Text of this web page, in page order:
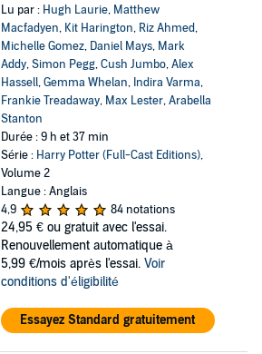
Lu par : Hugh Laurie, Matthew
Macfadyen, Kit Harington, Riz Ahmed,
Michelle Gomez, Daniel Mays, Mark
Addy,Simon Pegg,Cush Jumbo,Alex
Hassell,Gemma Whelan, Indira Varma,
Frankie Treadaway, Max Lester,Arabella
Stanton
Durée : 9 h et 37 min
Série : Harry Potter (Full-Cast Editions),
Volume 2
Langue : Anglais
4,9
84 notations
24,95 € ou gratuit avec l'essai.
Renouvellement automatique à
5,99 €/mois après l'essai. Voir
conditions d'éligibilité
Essayez Standard gratuitement